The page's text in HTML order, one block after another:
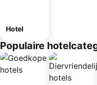
Hotel
Populaire